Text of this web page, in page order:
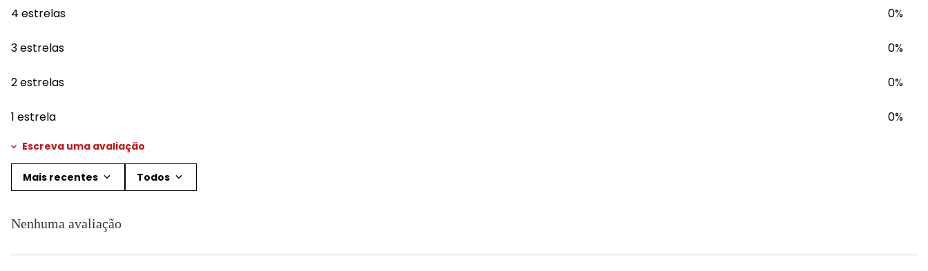
4 estrelas 0%
3 estrelas 0%
2 estrelas 0%
1 estrela 0%
Escreva uma avaliação
Título
Mais recentes Todos
Nenhuma avaliação